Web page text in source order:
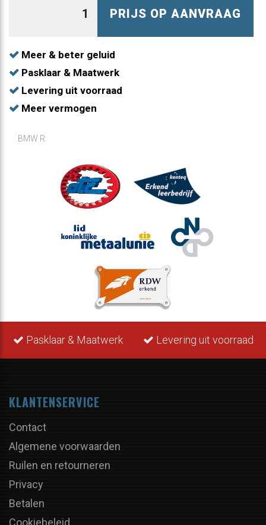
PRIJS OP AANVRAAG
Meer & beter geluid
Pasklaar & Maatwerk
Levering uit voorraad
Meer vermogen
BMW R
Pasklaar & Maatwerk Levering uit voorraad
KLANTENSERVICE
Contact
Algemene voorwaarden
Ruilen en retourneren
Privacy
Betalen